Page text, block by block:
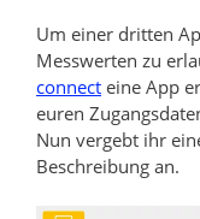
Um einer dritten
Messwerten zu
connect eine App
euren
Nun vergebt ihr
Beschreibung an.